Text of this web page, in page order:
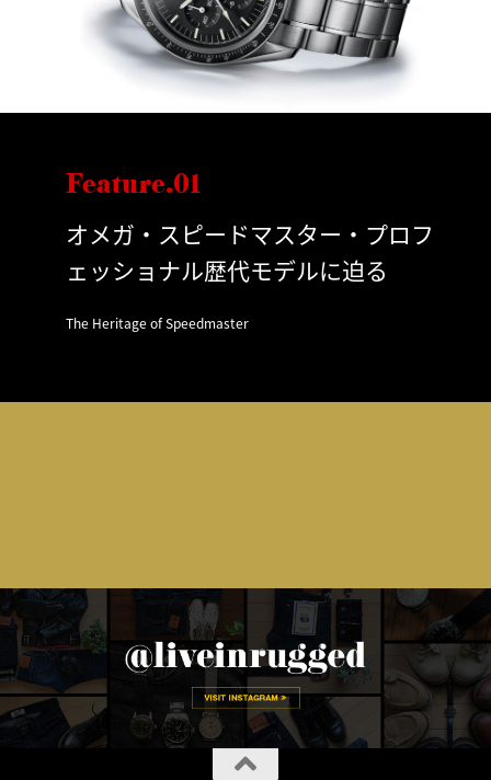
Feature.01
オメガ・スピードマスター・プロフ
ェッショナル歴代モデルに迫る
The Heritage of Speedmaster